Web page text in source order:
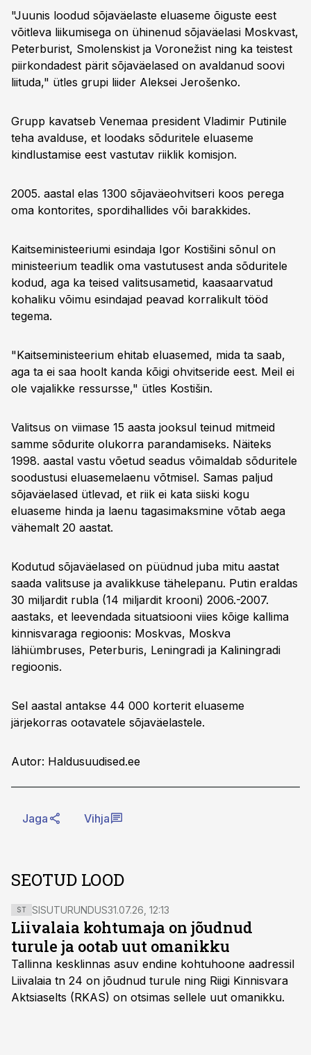
"Juunis loodud sõjaväelaste eluaseme õiguste eest
võitleva liikumisega on ühinenud sõjaväelasi Moskvast,
Peterburist, Smolenskist ja Voronežist ning ka teistest
piirkondadest pärit sõjaväelased on avaldanud soovi
liituda," ütles grupi liider Aleksei Jerošenko.
Grupp kavatseb Venemaa president Vladimir Putinile
teha avalduse, et loodaks sõduritele eluaseme
kindlustamise eest vastutav riiklik komisjon.
2005. aastal elas 1300 sõjaväeohvitseri koos perega
oma kontorites, spordihallides või barakkides.
Kaitseministeeriumi esindaja Igor Kostišini sõnul on
ministeerium teadlik oma vastutusest anda sõduritele
kodud, aga ka teised valitsusametid, kaasaarvatud
kohaliku võimu esindajad peavad korralikult tööd
tegema.
"Kaitseministeerium ehitab eluasemed, mida ta saab,
aga ta ei saa hoolt kanda kõigi ohvitseride eest. Meil ei
ole vajalikke ressursse," ütles Kostišin.
Valitsus on viimase 15 aasta jooksul teinud mitmeid
samme sõdurite olukorra parandamiseks. Näiteks
1998. aastal vastu võetud seadus võimaldab sõduritele
soodustusi eluasemelaenu võtmisel. Samas paljud
sõjaväelased ütlevad, et riik ei kata siiski kogu
eluaseme hinda ja laenu tagasimaksmine võtab aega
vähemalt 20 aastat.
Kodutud sõjaväelased on püüdnud juba mitu aastat
saada valitsuse ja avalikkuse tähelepanu. Putin eraldas
30 miljardit rubla (14 miljardit krooni) 2006.-2007.
aastaks, et leevendada situatsiooni viies kõige kallima
kinnisvaraga regioonis: Moskvas, Moskva
lähiümbruses, Peterburis, Leningradi ja Kaliningradi
regioonis.
Sel aastal antakse 44 000 korterit eluaseme
järjekorras ootavatele sõjaväelastele.
Autor: Haldusuudised.ee
Jaga Vihja
SEOTUD LOOD
ST SISUTURUNDUS31.07.26, 12:13
Liivalaia kohtumaja on jõudnud
turule ja ootab uut omanikku
Tallinna kesklinnas asuv endine kohtuhoone aadressil
Liivalaia tn 24 on jõudnud turule ning Riigi Kinnisvara
Aktsiaselts (RKAS) on otsimas sellele uut omanikku.